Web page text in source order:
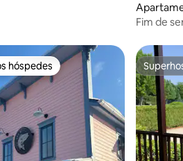
Fim de
preferidos dos hóspedes
hóspedes